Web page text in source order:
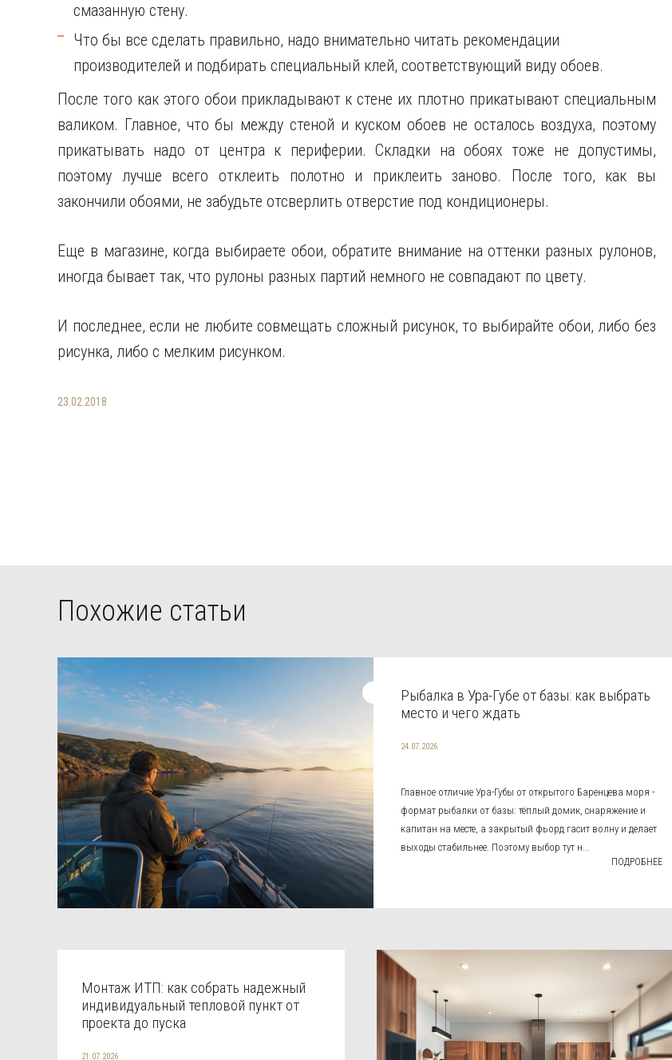
смазанную стену.
Что бы все сделать правильно, надо внимательно читать рекомендации
производителей и подбирать специальный клей, соответствующий виду обоев.
После того как этого обои прикладывают к стене их плотно прикатывают специальным
валиком. Главное, что бы между стеной и куском обоев не осталось воздуха, поэтому
прикатывать надо от центра к периферии. Складки на обоях тоже не допустимы,
поэтому лучше всего отклеить полотно и приклеить заново. После того, как вы
закончили обоями, не забудьте отсверлить отверстие под кондиционеры.
Еще в магазине, когда выбираете обои, обратите внимание на оттенки разных рулонов,
иногда бывает так, что рулоны разных партий немного не совпадают по цвету.
И последнее, если не любите совмещать сложный рисунок, то выбирайте обои, либо без
рисунка, либо с мелким рисунком.
23.02.2018
Похожие статьи
Рыбалка в Ура-Губе от базы: как выбрать
место и чего ждать
24.07.2026
Главное отличие Ура-Губы от открытого Баренцева моря -
формат рыбалки от базы: тёплый домик, снаряжение и
капитан на месте, а закрытый фьорд гасит волну и делает
выходы стабильнее. Поэтому выбор тут н...
ПОДРОБНЕЕ
Монтаж ИТП: как собрать надежный
индивидуальный тепловой пункт от
проекта до пуска
21.07.2026